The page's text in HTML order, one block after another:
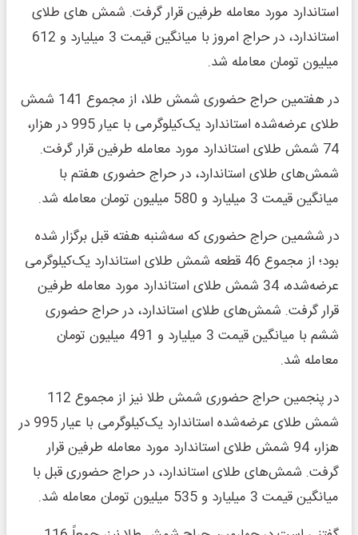
استاندارد مورد معامله طرفین قرار گرفت. شمش های طلای
استاندارد، در حراج امروز با میانگین قیمت 3 میلیارد و 612
میلیون تومان معامله شد.
در هفتمین حراج حضوری شمش طلا، از مجموع 141 شمش
طلای عرضه‌شده استاندارد یک‌کیلوگرمی با عیار 995 در هزار،
74 شمش طلای استاندارد مورد معامله طرفین قرار گرفت.
شمش‌های طلای استاندارد، در حراج حضوری هفتم با
میانگین قیمت 3 میلیارد و 580 میلیون تومان معامله شد.
در ششمین حراج حضوری که سه‌شنبه هفته قبل برگزار شده
بود؛ از مجموع 46 قطعه شمش طلای استاندارد یک‌کیلوگرمی
عرضه‌شده، 34 شمش طلای استاندارد مورد معامله طرفین
قرار گرفت. شمش‌های طلای استاندارد، در حراج حضوری
ششم با میانگین قیمت 3 میلیارد و 491 میلیون تومان
معامله شد.
در پنجمین حراج حضوری شمش طلا نیز از مجموع 112
شمش طلای عرضه‌شده استاندارد یک‌کیلوگرمی با عیار 995 در
هزار، 94 شمش طلای استاندارد مورد معامله طرفین قرار
گرفت. شمش‌های طلای استاندارد، در حراج حضوری قبل با
میانگین قیمت 3 میلیارد و 535 میلیون تومان معامله شد.